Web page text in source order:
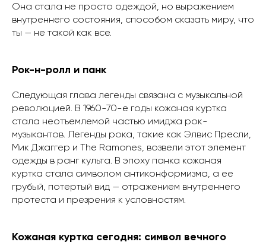
Она стала не просто одеждой, но выражением
внутреннего состояния, способом сказать миру, что
ты — не такой как все.
Рок-н-ролл и панк
Следующая глава легенды связана с музыкальной
революцией. В 1960-70-е годы кожаная куртка
стала неотъемлемой частью имиджа рок-
музыкантов. Легенды рока, такие как Элвис Пресли,
Мик Джаггер и The Ramones, возвели этот элемент
одежды в ранг культа. В эпоху панка кожаная
куртка стала символом антиконформизма, а ее
грубый, потертый вид — отражением внутреннего
протеста и презрения к условностям.
Кожаная куртка сегодня: символ вечного